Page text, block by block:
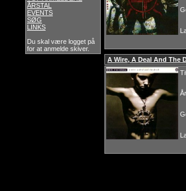
ÅRSTAL
EVENTS
SØG
LINKS
Du skal være logget på
for at anmelde skiver.
A Wire, A Deal And The